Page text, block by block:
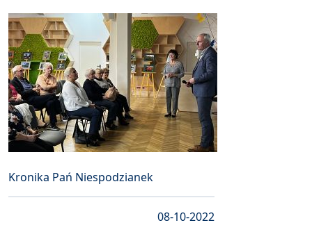
Kronika Pań Niespodzianek
08-10-2022